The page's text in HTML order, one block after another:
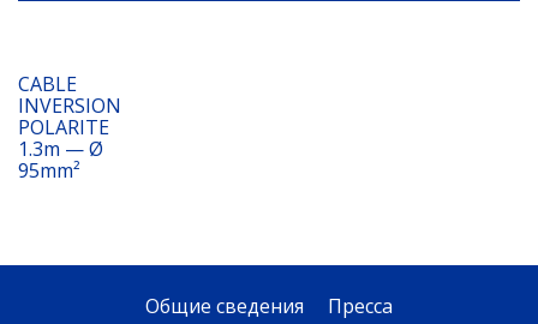
CABLE
INVERSION
POLARITE
1.3m — Ø
95mm²
Общие сведения Пресса